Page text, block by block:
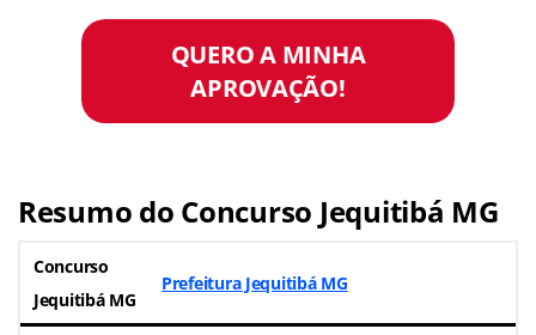
QUERO A MINHA
APROVAÇÃO!
Resumo do Concurso Jequitibá MG
Concurso
Jequitibá MG
Prefeitura Jequitibá MG